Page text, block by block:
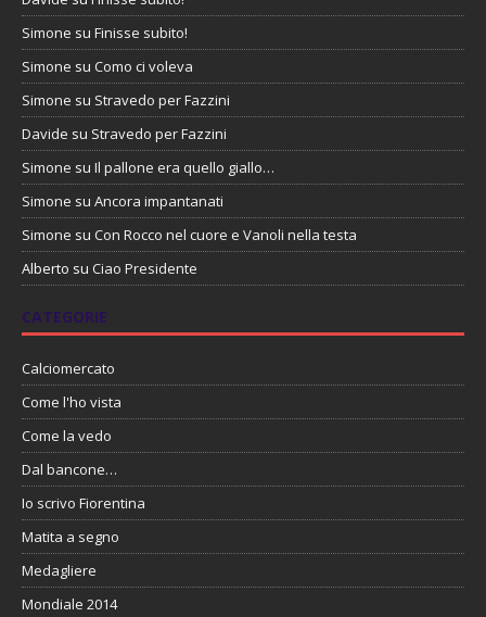
Simone su Finisse subito!
Simone su Como ci voleva
Simone su Stravedo per Fazzini
Davide su Stravedo per Fazzini
Simone su Il pallone era quello giallo…
Simone su Ancora impantanati
Simone su Con Rocco nel cuore e Vanoli nella testa
Alberto su Ciao Presidente
CATEGORIE
Calciomercato
Come l'ho vista
Come la vedo
Dal bancone…
Io scrivo Fiorentina
Matita a segno
Medagliere
Mondiale 2014